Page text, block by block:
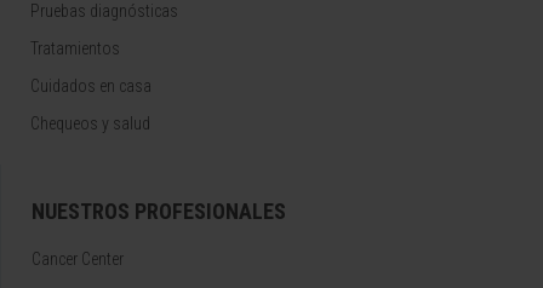
Pruebas diagnósticas
Tratamientos
Cuidados en casa
Chequeos y salud
NUESTROS PROFESIONALES
Cancer Center